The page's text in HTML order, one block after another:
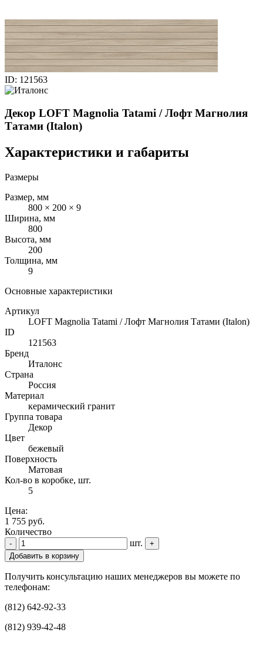
ID: 121563
Декор LOFT Magnolia Tatami / Лофт Магнолия
Татами (Italon)
Характеристики и габариты
Размеры
Размер, мм
800 × 200 × 9
Ширина, мм
800
Высота, мм
200
Толщина, мм
9
Основные характеристики
Артикул
LOFT Magnolia Tatami / Лофт Магнолия Татами (Italon)
ID
121563
Бренд
Италонс
Страна
Россия
Материал
керамический гранит
Группа товара
Декор
Цвет
бежевый
Поверхность
Матовая
Кол-во в коробке, шт.
5
Цена:
1 755 руб.
Количество
- шт.
+
Добавить в корзину
Получить консультацию наших менеджеров вы можете по
телефонам:
(812) 642-92-33
(812) 939-42-48